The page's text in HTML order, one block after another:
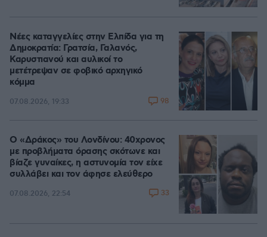
Νέες καταγγελίες στην Ελπίδα για τη
Δημοκρατία: Γρατσία, Γαλανός,
Καρυστιανού και αυλικοί το
μετέτρεψαν σε φοβικό αρχηγικό
κόμμα
07.08.2026, 19:33 98
Ο «Δράκος» του Λονδίνου: 40χρονος
με προβλήματα όρασης σκότωνε και
βίαζε γυναίκες, η αστυνομία τον είχε
συλλάβει και τον άφησε ελεύθερο
07.08.2026, 22:54 33